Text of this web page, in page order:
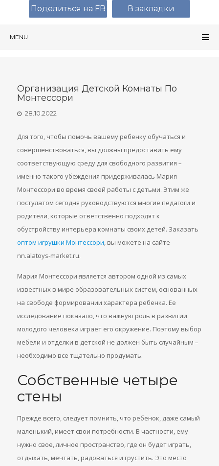
MENU
Организация Детской Комнаты По
Монтессори
28.10.2022
Для того, чтобы помочь вашему ребенку обучаться и
совершенствоваться, вы должны предоставить ему
соответствующую среду для свободного развития –
именно такого убеждения придерживалась Мария
Монтессори во время своей работы с детьми. Этим же
постулатом сегодня руководствуются многие педагоги и
родители, которые ответственно подходят к
обустройству интерьера комнаты своих детей. Заказать
оптом игрушки Монтессори, вы можете на сайте
nn.alatoys-market.ru.
Мария Монтессори является автором одной из самых
известных в мире образовательных систем, основанных
на свободе формировании характера ребенка. Ее
исследование показало, что важную роль в развитии
молодого человека играет его окружение. Поэтому выбор
мебели и отделки в детской не должен быть случайным –
необходимо все тщательно продумать.
Собственные четыре
стены
Прежде всего, следует помнить, что ребенок, даже самый
маленький, имеет свои потребности. В частности, ему
нужно свое, личное пространство, где он будет играть,
отдыхать, мечтать, радоваться и грустить. Это место
Поделиться на FB В закладки